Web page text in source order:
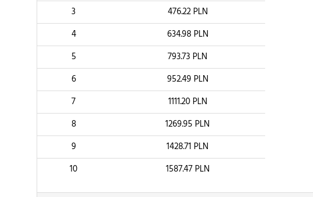
3
476.22PLN
4
634.98PLN
5
793.73 PLN
6
952.49 PLN
7
1111.20PLN
8
1269.95 PLN
9
1428.71 PLN
10
1587.47PLN